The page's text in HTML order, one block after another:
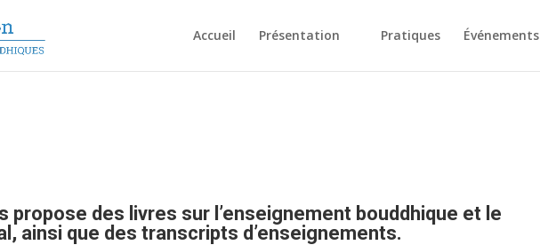
Accueil Présentation Pratiques Événements
propose des livres sur l’enseignement bouddhique et le
ainsi que des transcripts d’enseignements.